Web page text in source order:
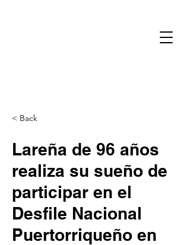
< Back
Lareña de 96 años
realiza su sueño de
participar en el
Desfile Nacional
Puertorriqueño en